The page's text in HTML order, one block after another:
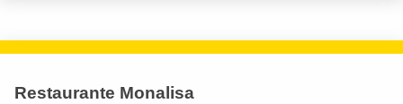
Restaurante Monalisa